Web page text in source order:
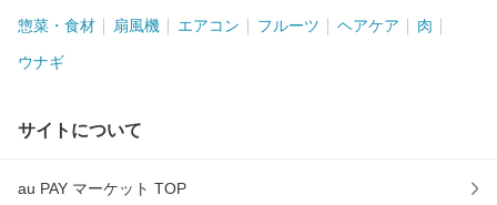
惣菜・食材 扇風機 エアコン フルーツ ヘアケア 肉
ウナギ
サイトについて
au PAY マーケット TOP